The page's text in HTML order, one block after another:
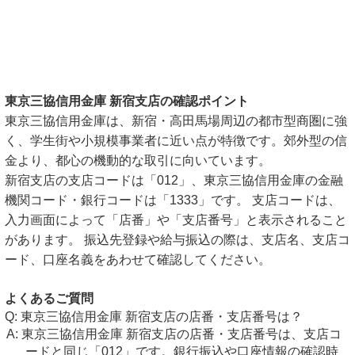
東京三協信用金庫 新宿支店の確認ポイント
東京三協信用金庫は、新宿・高田馬場周辺の都市型商圏に強
く、学生街や小規模事業者に近い点が特徴です。郊外型の信
金より、都心の機動的な取引に向いています。
新宿支店の支店コードは「012」、東京三協信用金庫の金融
機関コード・銀行コードは「1333」です。 支店コードは、
入力画面によって「店番」や「支店番号」と表示されること
があります。 振込先登録や給与振込の際は、支店名、支店コ
ード、口座名義をあわせて確認してください。
よくあるご質問
東京三協信用金庫 新宿支店の店番・支店番号は？
東京三協信用金庫 新宿支店の店番・支店番号は、支店コ
ードと同じ「012」です。銀行振込や口座情報の確認時